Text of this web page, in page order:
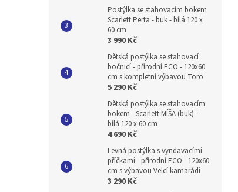
Postýlka se stahovacím bokem
Scarlett Perta - buk - bílá 120 x
60 cm
3 990 Kč
Dětská postýlka se stahovací
bočnicí - přírodní ECO - 120x60
cm s kompletní výbavou Toro
5 290 Kč
Dětská postýlka se stahovacím
bokem - Scarlett MÍŠA (buk) -
bílá 120 x 60 cm
4 690 Kč
Levná postýlka s vyndavacími
příčkami - přírodní ECO - 120x60
cm s výbavou Velcí kamarádi
3 290 Kč